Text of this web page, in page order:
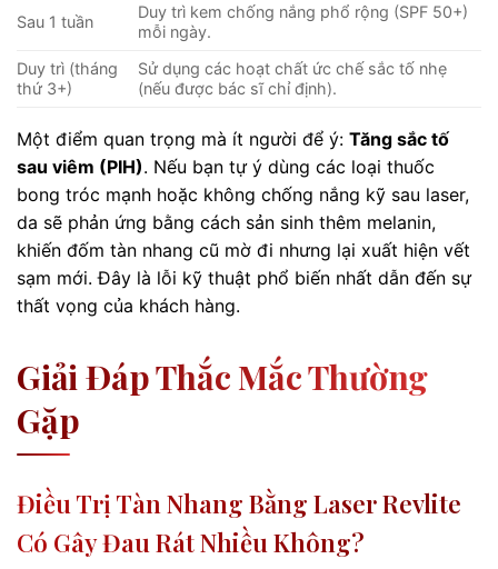
Sau 1 tuần
Duy trì kem chống nắng phổ rộng (SPF 50+)
mỗi ngày.
Duy trì (tháng
thứ 3+)
Sử dụng các hoạt chất ức chế sắc tố nhẹ
(nếu được bác sĩ chỉ định).
Một điểm quan trọng mà ít người để ý: Tăng sắc tố
sau viêm (PIH). Nếu bạn tự ý dùng các loại thuốc
bong tróc mạnh hoặc không chống nắng kỹ sau laser,
da sẽ phản ứng bằng cách sản sinh thêm melanin,
khiến đốm tàn nhang cũ mờ đi nhưng lại xuất hiện vết
sạm mới. Đây là lỗi kỹ thuật phổ biến nhất dẫn đến sự
thất vọng của khách hàng.
Giải Đáp Thắc Mắc Thường
Gặp
Điều Trị Tàn Nhang Bằng Laser Revlite
Có Gây Đau Rát Nhiều Không?